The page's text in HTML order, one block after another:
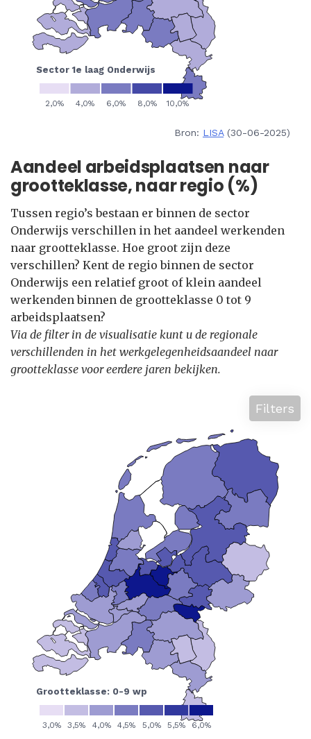
Bron: LISA(30-06-2025)
Aandeel arbeidsplaatsen naar
grootteklasse, naar regio (%)
Tussen regio’s bestaan er binnen de sector
Onderwijs verschillen in het aandeel werkenden
naar grootteklasse. Hoe groot zijn deze
verschillen? Kent de regio binnen de sector
Onderwijs een relatief groot of klein aandeel
werkenden binnen de grootteklasse 0 tot 9
arbeidsplaatsen?
Via de filter in de visualisatie kunt u de regionale
verschillenden in het werkgelegenheidsaandeel naar
grootteklasse voor eerdere jaren bekijken.
Filters